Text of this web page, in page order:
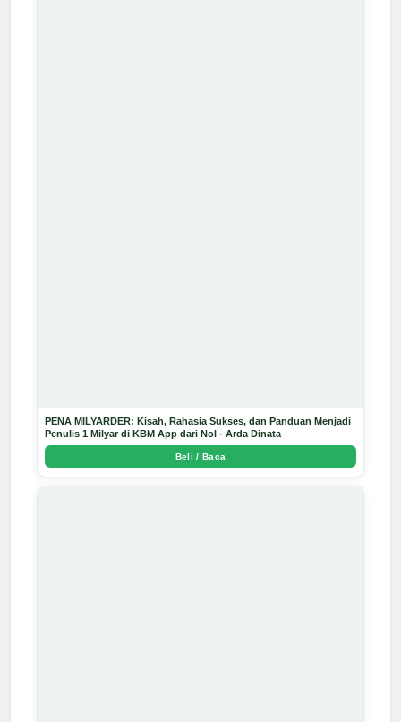
PENA MILYARDER: Kisah, Rahasia Sukses, dan Panduan Menjadi
Penulis 1 Milyar di KBM App dari Nol - Arda Dinata
Beli / Baca